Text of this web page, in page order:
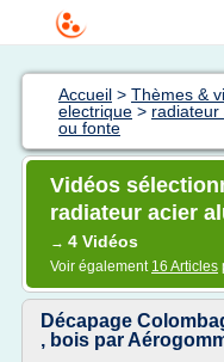
Accueil > Thèmes &
electrique > radiateur
ou fonte
Vidéos
radiateur acier
→ 4 Vidéos
Voir également 16 Articles
Décapage
, bois par